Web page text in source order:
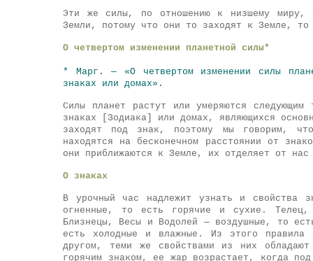
Эти же силы, по отношению к низшему миру,
Земли, потому что они то заходят к Земле, то
О четвертом изменении планетной силы*
* Марг. — «О четвертом изменении силы
знаках или домах».
Силы планет растут или умеряются
знаках [Зодиака] или домах, являющихся
заходят под знак, поэтому мы говорим,
находятся на бесконечном расстоянии от
они приближаются к Земле, их отделяет от нас
О знаках
В урочный час надлежит узнать и свойства
огненные, то есть горячие и сухие.
Близнецы, Весы и Водолей — воздушные, то
есть холодные и влажные. Из этого
другом, теми же свойствами из них
горячим знаком, ее жар возрастает, когда